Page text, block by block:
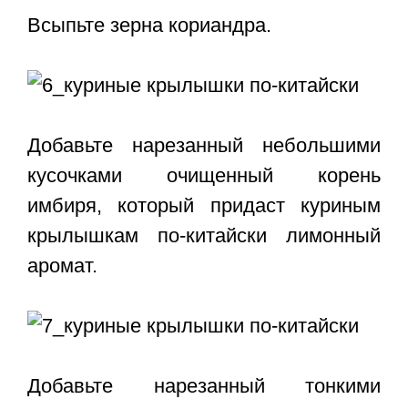
Всыпьте зерна кориандра.
Добавьте нарезанный небольшими
кусочками очищенный корень
имбиря, который придаст куриным
крылышкам по-китайски лимонный
аромат.
Добавьте нарезанный тонкими